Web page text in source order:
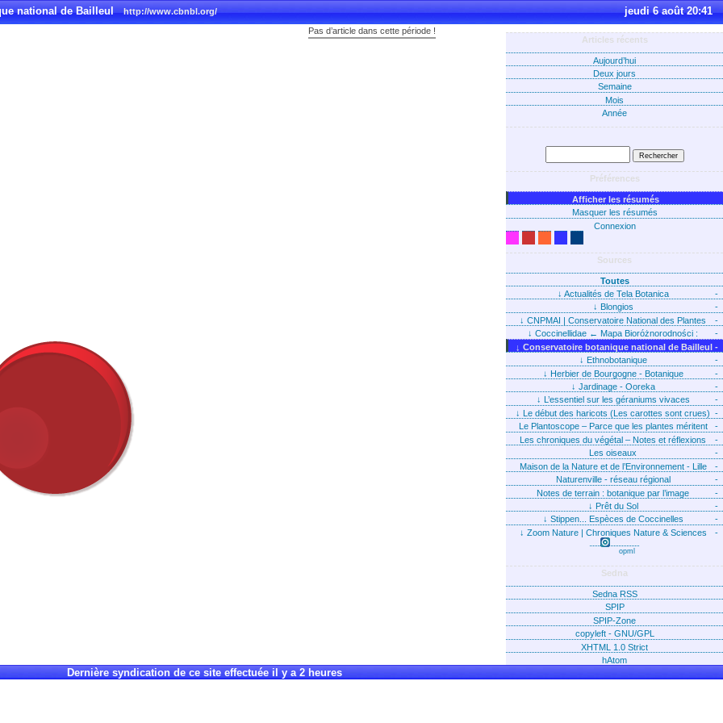
national de Bailleulhttp://www.cbnbl.org/ jeudi 6 août 20:41
Articles récents
Aujourd’hui
Deux jours
Semaine
Mois
Année
Préférences
Afficher les résumés
Masquer les résumés
Connexion
Sources
Toutes
-
↓ Actualités de Tela Botanica
-
↓ Blongios
-
↓ CNPMAI | Conservatoire National des Plantes
Médicinales Aromatiques et Industrielles
-
↓ Coccinellidae ← Mapa Bioróżnorodności :
Taksony : Ogólnie
-
↓ Conservatoire botanique national de Bailleul
-
↓ Ethnobotanique
-
↓ Herbier de Bourgogne - Botanique
-
↓ Jardinage - Ooreka
-
↓ L’essentiel sur les géraniums vivaces
-
↓ Le début des haricots (Les carottes sont crues)
-
Le Plantoscope – Parce que les plantes méritent
que l’on parle d’elles !
-
Les chroniques du végétal – Notes et réflexions
d’Alain Bonjean
-
Les oiseaux
-
Maison de la Nature et de l’Environnement - Lille
-
Naturenville - réseau régional
-
Notes de terrain : botanique par l’image
-
↓ Prêt du Sol
-
↓ Stippen... Espèces de Coccinelles
-
↓ Zoom Nature | Chroniques Nature & Sciences
opml
Sedna
Sedna RSS
SPIP
SPIP-Zone
copyleft - GNU/GPL
XHTML 1.0 Strict
hAtom
Pas d’article dans cette période !
Dernière syndication de ce site effectuée il y a 2 heures